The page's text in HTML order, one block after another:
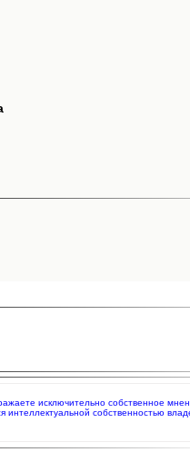
исключительно собственное
собственностью